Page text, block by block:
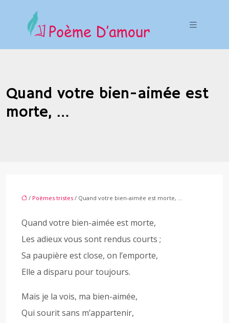
Quand votre bien-aimée est
morte, …
/ Poèmes tristes / Quand votre bien-aimée est morte, …
Quand votre bien-aimée est morte,
Les adieux vous sont rendus courts ;
Sa paupière est close, on l’emporte,
Elle a disparu pour toujours.
Mais je la vois, ma bien-aimée,
Qui sourit sans m’appartenir,